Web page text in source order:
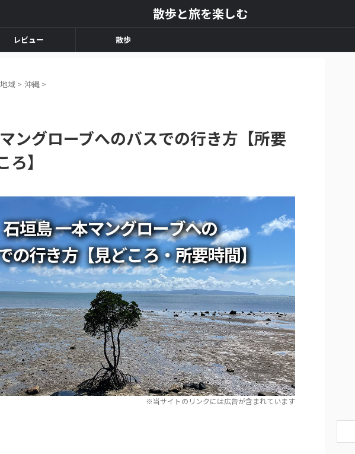
散歩と旅を楽しむ
レビュー 散歩
域 > 沖縄 >
ングローブへのバスでの行き方【所要
】